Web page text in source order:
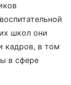
школ они
кадров, в том
в сфере